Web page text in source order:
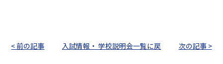
< 前の記事 次の記事 >
入試情報・ 学校説明会一覧に戻